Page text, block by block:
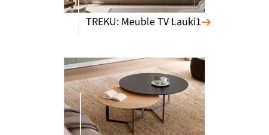
TREKU: Meuble TV Lauki1